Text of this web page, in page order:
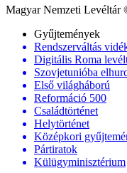
Magyar Nemzeti Levéltár
Gyűjtemények
Rendszerváltás
Digitális Roma
Szovjetunióba
Első világháború
Reformáció 500
Családtörténet
Helytörténet
Középkori
Pártiratok
Külügyminisztérium